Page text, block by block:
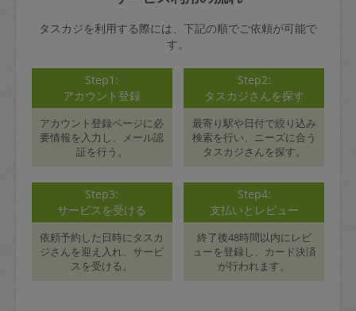
タスカジを利用する際には、下記の順でご依頼が可能で
す。
Step1:
アカウント登録
アカウント登録ページに必
要情報を入力し、メール認
証を行う。
Step2:
タスカジさんを探す
最寄り駅や日付で絞り込み
検索を行い、ニーズに合う
タスカジさんを探す。
Step3:
サービスを受ける
依頼予約した日時にタスカ
ジさんを迎え入れ、サービ
スを受ける。
Step4:
支払いとレビュー
終了後48時間以内にレビ
ューを登録し、カード決済
が行われます。